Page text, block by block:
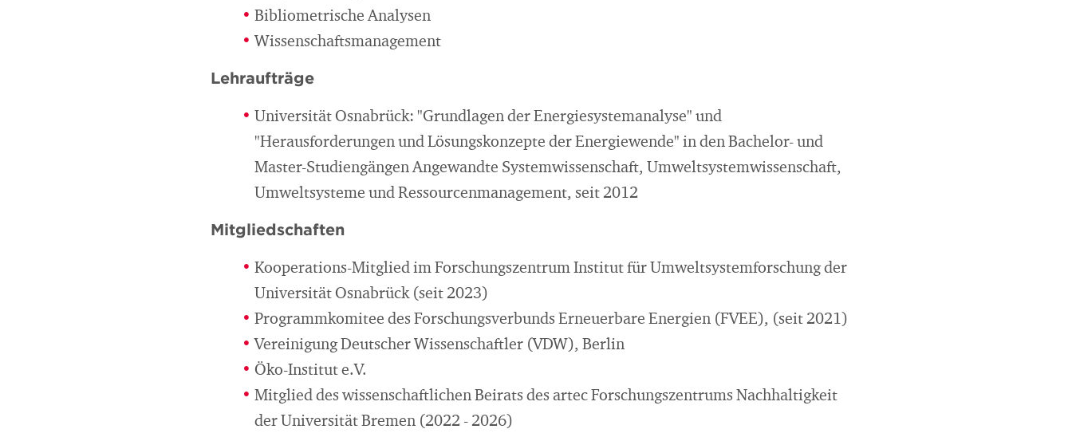
Bibliometrische Analysen
Wissenschaftsmanagement
Lehraufträge
Universität Osnabrück: "Grundlagen der Energiesystemanalyse" und
"Herausforderungen und Lösungskonzepte der Energiewende" in den Bachelor- und
Master-Studiengängen Angewandte Systemwissenschaft, Umweltsystemwissenschaft,
Umweltsysteme und Ressourcenmanagement, seit 2012
Mitgliedschaften
Kooperations-Mitglied im Forschungszentrum Institut für Umweltsystemforschung der
Universität Osnabrück (seit 2023)
Programmkomitee des Forschungsverbunds Erneuerbare Energien (FVEE), (seit 2021)
Vereinigung Deutscher Wissenschaftler (VDW), Berlin
Öko-Institut e.V.
Mitglied des wissenschaftlichen Beirats des artec Forschungszentrums Nachhaltigkeit
der Universität Bremen (2022 - 2026)